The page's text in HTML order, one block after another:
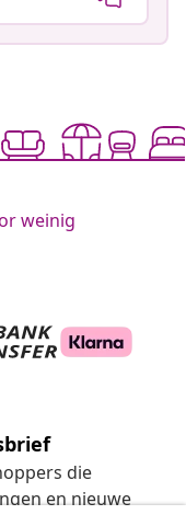
weinig
die
en nieuwe